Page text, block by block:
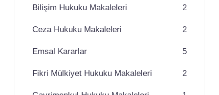
Bilişim Hukuku Makaleleri 2
Ceza Hukuku Makaleleri 2
Emsal Kararlar 5
Fikri Mülkiyet Hukuku Makaleleri 2